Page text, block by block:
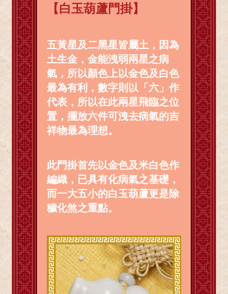
【白玉葫蘆門掛】
五黃星及二黑星皆屬土，因為
土生金，金能洩弱兩星之病
氣，所以顏色上以金色及白色
最為有利，數字則以「六」作
代表，所以在此兩星飛臨之位
置，擺放六件可洩去病氣的吉
祥物最為理想。
此門掛首先以金色及米白色作
編織，已具有化病氣之基礎，
而一大五小的白玉葫蘆更是除
穢化煞之重點。